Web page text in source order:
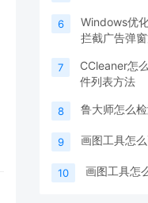
6
Windows优
拦截广告弹
7
CCleaner怎
件列表方法
8 鲁大师怎么
9 画图工具怎
10 画图工具怎